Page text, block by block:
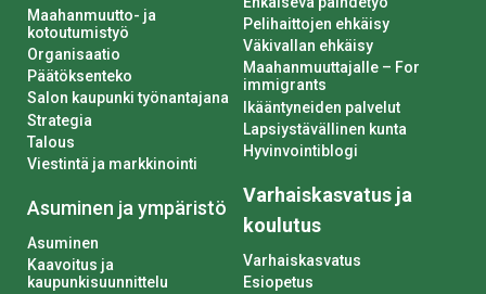
Maahanmuutto- ja
kotoutumistyö
Organisaatio
Päätöksenteko
Salon kaupunki työnantajana
Strategia
Talous
Viestintä ja markkinointi
Asuminen ja ympäristö
Asuminen
Kaavoitus ja
kaupunkisuunnittelu
Pelihaittojen ehkäisy
Väkivallan ehkäisy
Maahanmuuttajalle – For
immigrants
Ikääntyneiden palvelut
Lapsiystävällinen kunta
Hyvinvointiblogi
Varhaiskasvatus ja
koulutus
Varhaiskasvatus
Esiopetus